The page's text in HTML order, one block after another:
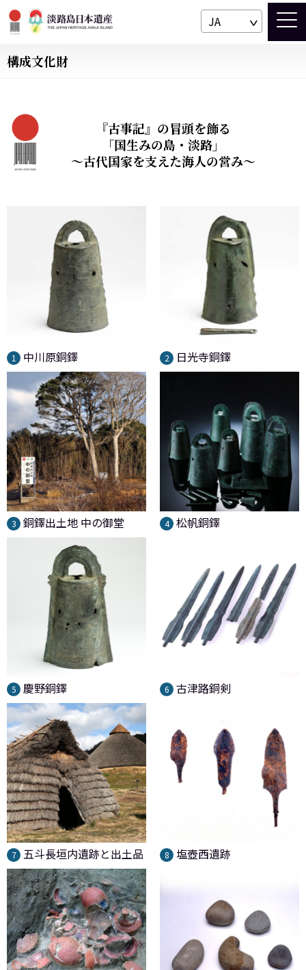
JA
構成文化財
『古事記』の冒頭を飾る
「国生みの島・淡路」
～古代国家を支えた海人の営み～
1 中川原銅鐸 2 日光寺銅鐸
3 銅鐸出土地 中の御堂 4 松帆銅鐸
5 慶野銅鐸 6 古津路銅剣
7 五斗長垣内遺跡と出土品 8 塩壺西遺跡